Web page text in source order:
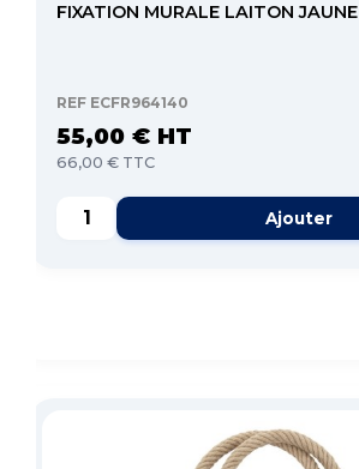
FIXATION MURALE LAITON JAUNE
REF ECFR964140
55,00 € HT
66,00 € TTC
Ajouter